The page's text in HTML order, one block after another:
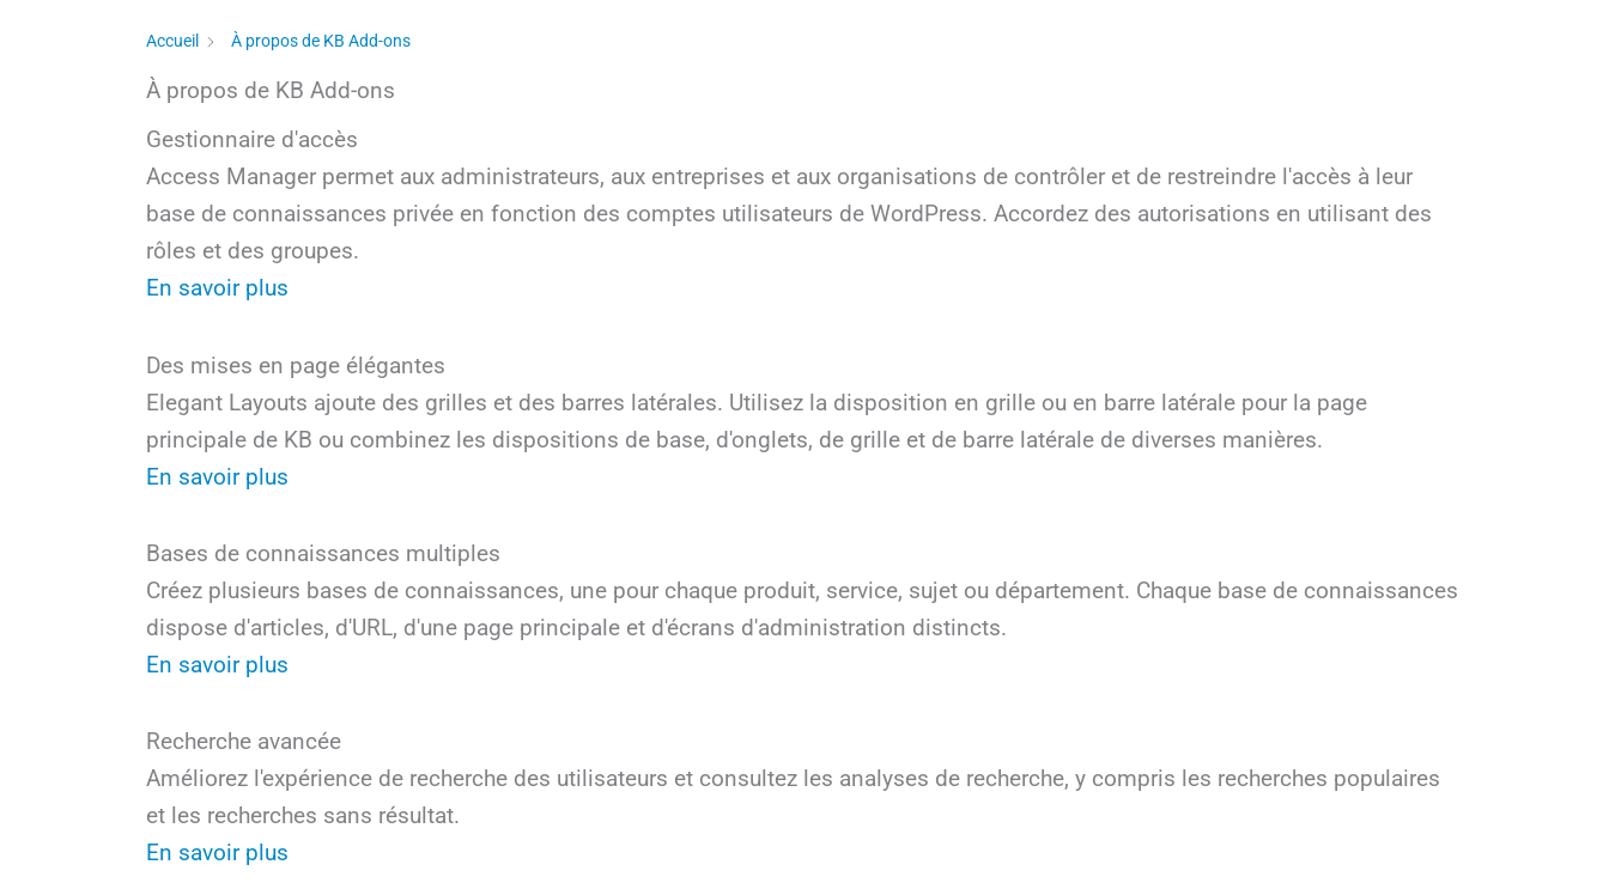
Accueil À propos de KB Add-ons
À propos de KB Add-ons
Gestionnaire d'accès
Access Manager permet aux administrateurs, aux entreprises et aux organisations de contrôler et de restreindre l'accès à leur
base de connaissances privée en fonction des comptes utilisateurs de WordPress. Accordez des autorisations en utilisant des
rôles et des groupes.
En savoir plus
Des mises en page élégantes
Elegant Layouts ajoute des grilles et des barres latérales. Utilisez la disposition en grille ou en barre latérale pour la page
principale de KB ou combinez les dispositions de base, d'onglets, de grille et de barre latérale de diverses manières.
En savoir plus
Bases de connaissances multiples
Créez plusieurs bases de connaissances, une pour chaque produit, service, sujet ou département. Chaque base de connaissances
dispose d'articles, d'URL, d'une page principale et d'écrans d'administration distincts.
En savoir plus
Recherche avancée
Améliorez l'expérience de recherche des utilisateurs et consultez les analyses de recherche, y compris les recherches populaires
et les recherches sans résultat.
En savoir plus